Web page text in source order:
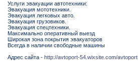
Услуги эвакуации автотехники:
Эвакуация мототехники.
Эвакуация легковых авто.
Эвакуация грузовиков.
Эвакуация спецтехники.
Максимально оперативный выезд
Широкая зона покрытия эвакуаторов
Всегда в наличии свободные машины
Адрес сайта - http://avtoport-54.wixsite.com/avtoport